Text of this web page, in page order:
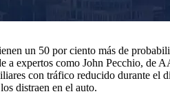
un 50 por ciento más de
a expertos como John Pecchio, de
con tráfico reducido durante el
distraen en el auto.